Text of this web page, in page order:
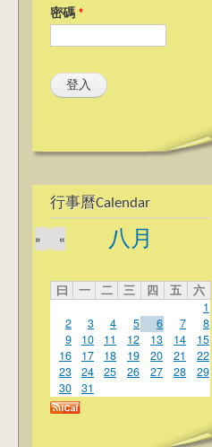
密碼 *
行事曆Calendar
八月
«
»
曰 一 二 三 四 五
六
1
2
3 4 5 6 7
8
9
10 11 12 13 14
15
16
17 18 19 20 21
22
23
24 25 26 27 28
29
30
31